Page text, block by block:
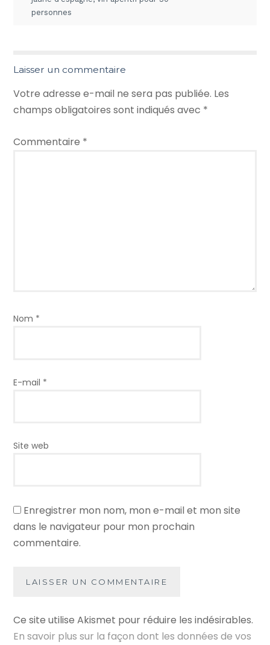
personnes
Laisser un commentaire
Votre adresse e-mail ne sera pas publiée. Les
champs obligatoires sont indiqués avec *
Commentaire *
Nom *
E-mail *
Site web
Enregistrer mon nom, mon e-mail et mon site
dans le navigateur pour mon prochain
commentaire.
Ce site utilise Akismet pour réduire les indésirables.
En savoir plus sur la façon dont les données de vos